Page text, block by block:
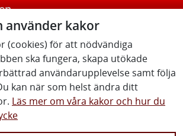
använder kakor
(cookies) för att nödvändiga
ska fungera, skapa utökade
användarupplevelse samt följa
kan när som helst ändra ditt
Läs mer om våra kakor och hur du
Youtube